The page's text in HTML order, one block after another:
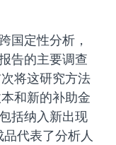
国定性分析，
告的主要调查
将这研究方法
和新的补助金
括纳入新出现
代表了分析人